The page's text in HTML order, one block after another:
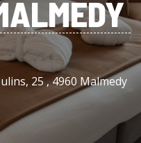
25 , 4960 Malmedy